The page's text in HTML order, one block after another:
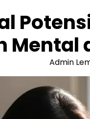
Mental
Admin